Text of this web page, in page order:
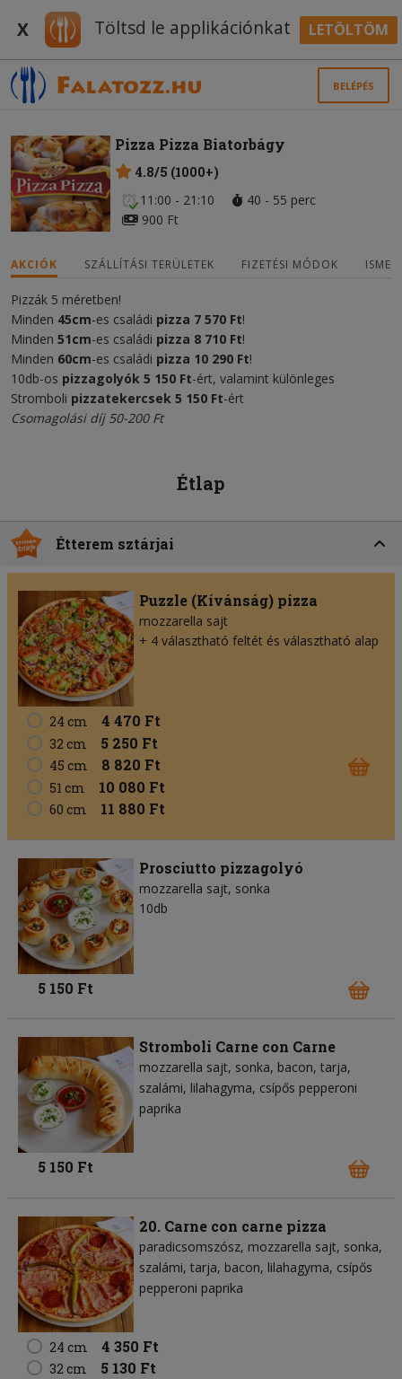
X Töltsd le applikációnkat LETÖLTÖM
BELÉPÉS
Pizza Pizza Biatorbágy
4.8/5 (1000+)
11:00 - 21:10
40 - 55 perc
900 Ft
AKCIÓK SZÁLLÍTÁSI TERÜLETEK FIZETÉSI MÓDOK
Pizzák 5 méretben!
Minden 45cm-es családi pizza 7 570 Ft!
Minden 51cm-es családi pizza 8 710 Ft!
Minden 60cm-es családi pizza 10 290 Ft!
10db-os pizzagolyók 5 150 Ft-ért, valamint különleges
Stromboli pizzatekercsek 5 150 Ft-ért
Csomagolási díj 50-200 Ft
Étlap
Étterem sztárjai
Puzzle (Kívánság) pizza
mozzarella sajt
+ 4 választható feltét és választható alap
24 cm 4 470 Ft
32 cm 5 250 Ft
45 cm 8 820 Ft
51 cm 10 080 Ft
60 cm 11 880 Ft
Prosciutto pizzagolyó
mozzarella sajt sonka
10db
5 150 Ft
Stromboli Carne con Carne
mozzarella sajt sonka bacon tarja
szalámi lilahagyma csípős pepperoni
paprika
5 150 Ft
20. Carne con carne pizza
paradicsomszósz mozzarella sajt sonka
szalámi tarja bacon lilahagyma csípős
pepperoni paprika
24 cm 4 350 Ft
32 cm 5 130 Ft